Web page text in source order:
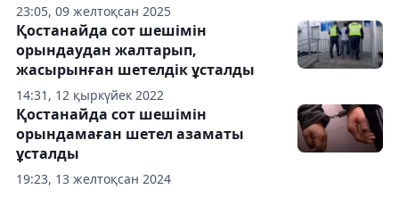
23:05, 09 желтоқсан 2025
14:31, 12 қыркүйек 2022
Қостанайда сот шешімін
орындаудан жалтарып,
жасырынған шетелдік ұсталды
19:23, 13 желтоқсан 2024
Қостанайда сот шешімін
орындамаған шетел азаматы
ұсталды